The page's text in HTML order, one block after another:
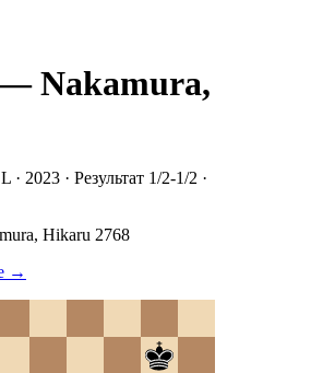
— Nakamura,
2023 · Результат 1/2-1/2 ·
Hikaru 2768
→